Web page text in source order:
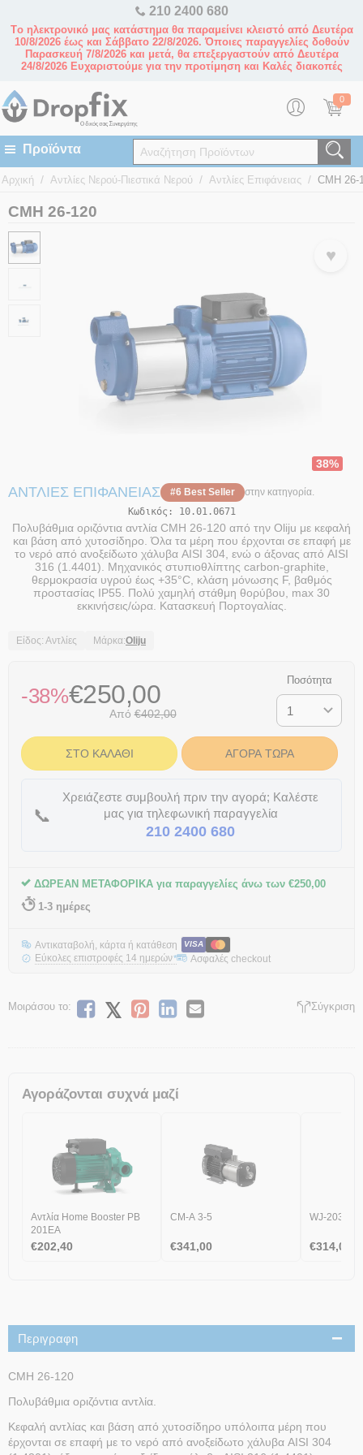
210 2400 680
Tο ηλεκτρονικό μας κατάστημα θα παραμείνει κλειστό από Δευτέρα
10/8/2026 έως και Σάββατο 22/8/2026. Όποιες παραγγελίες δοθούν
Παρασκευή 7/8/2026 και μετά, θα επεξεργαστούν από Δευτέρα
24/8/2026 Ευχαριστούμε για την προτίμηση και Καλές διακοπές
0
Αρχική / Αντλίες Νερού-Πιεστικά Νερού / Αντλίες Επιφάνειας / CMH 26-
CMH 26-120
♥
38%
ΑΝΤΛΊΕΣ ΕΠΙΦΆΝΕΙΑΣ #6 Best Seller
στην κατηγορία.
Κωδικός:
10.01.0671
Πολυβάθμια οριζόντια αντλία CMH 26-120 από την Oliju με κεφαλή
και βάση από χυτοσίδηρο. Όλα τα μέρη που έρχονται σε επαφή με
το νερό από ανοξείδωτο χάλυβα AISI 304, ενώ ο άξονας από AISI
316 (1.4401). Μηχανικός στυπιοθλίπτης carbon-graphite,
θερμοκρασία υγρού έως +35°C, κλάση μόνωσης F, βαθμός
προστασίας IP55. Πολύ χαμηλή στάθμη θορύβου, max 30
εκκινήσεις/ώρα. Κατασκευή Πορτογαλίας.
Είδος: Αντλίες Μάρκα:Oliju
-38%€250,00
Από €402,00
Ποσότητα
ΣΤΟ ΚΑΛΆΘΙ ΑΓΟΡΆ ΤΏΡΑ
📞
Χρειάζεστε συμβουλή πριν την αγορά; Καλέστε
μας για τηλεφωνική παραγγελία
210 2400 680
ΔΩΡΕΑΝ ΜΕΤΑΦΟΡΙΚΑ για παραγγελίες άνω των €250,00
1-3 ημέρες
Αντικαταβολή, κάρτα ή κατάθεση VISA
Εύκολες επιστροφές 14 ημερών* Ασφαλές checkout
Μοιράσου το: Σύγκριση
Αγοράζονται συχνά μαζί
Αντλία Home Booster PB
201EA
€202,40
CM-A 3-5
€341,00
WJ-203-X-
€314,00
Περιγραφη
CMH 26-120
Πολυβάθμια οριζόντια αντλία.
Κεφαλή αντλίας και βάση από χυτοσίδηρο υπόλοιπα μέρη που
έρχονται σε επαφή με το νερό από ανοξείδωτο χάλυβα AISI 304